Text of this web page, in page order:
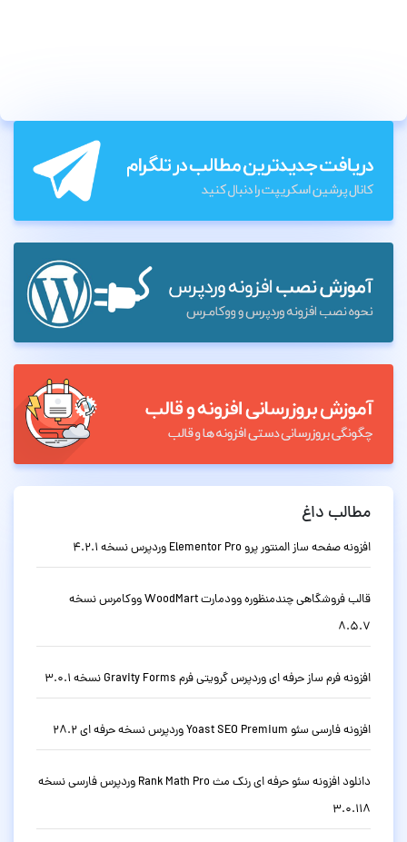
مطالب داغ
افزونه صفحه ساز المنتور پرو Elementor Pro وردپرس نسخه 4.2.1
قالب فروشگاهی چندمنظوره وودمارت WoodMart ووکامرس نسخه
8.5.7
افزونه فرم ساز حرفه ای وردپرس گرویتی فرم Gravity Forms نسخه 3.0.1
افزونه فارسی سئو Yoast SEO Premium وردپرس نسخه حرفه ای 28.2
دانلود افزونه سئو حرفه ای رنک مث Rank Math Pro وردپرس فارسی نسخه
3.0.118